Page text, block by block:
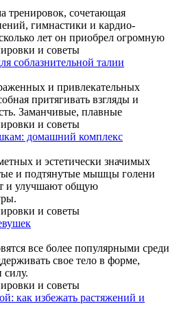
тренировок, сочетающая
гимнастики и кардио-
лет он приобрел огромную
и советы
соблазнительной талии
и привлекательных
притягивать взгляды и
Заманчивые, плавные
и советы
домашний комплекс
и эстетически значимых
и подтянутые мышцы голени
и улучшают общую
и советы
все более популярными среди
свое тело в форме,
силу.
и советы
как избежать растяжений и